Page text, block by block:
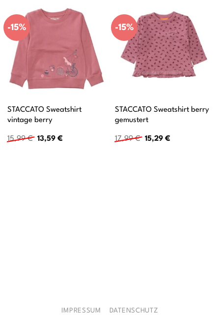
-15%
STACCATO Sweatshirt
vintage berry
15,99€ Ursprünglicher
13,59 €Aktueller
-15%
STACCATO Sweatshirt berry
gemustert
17,99€ Ursprünglicher
15,29 €Aktueller
IMPRESSUM DATENSCHUTZ